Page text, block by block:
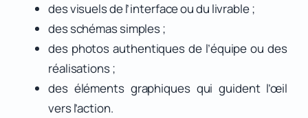
des visuels de l’interface ou du livrable ;
des schémas simples ;
des photos authentiques de l’équipe ou des
réalisations ;
des éléments graphiques qui guident l’œil
vers l’action.